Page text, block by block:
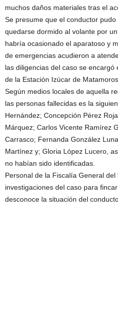
muchos daños materiales tras el
Se presume que el conductor pudo
quedarse dormido al volante por
habría ocasionado el aparatoso y
de emergencias acudieron a
las diligencias del caso se
de la Estación Izúcar de Matamoros.
Según medios locales de aquella
las personas fallecidas es la
Hernández; Concepción Pérez
Márquez; Carlos Vicente Ramírez
Carrasco; Fernanda González
Martínez y; Gloria López Lucero,
no habían sido identificadas.
Personal de la Fiscalía General
investigaciones del caso para
desconoce la situación del